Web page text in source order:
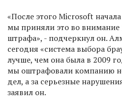
«После этого Microsoft
мы приняли это во
штрафа», - подчеркнул он.
сегодня «система выбора
лучше, чем она была в 2009
мы оштрафовали компанию
дел, а за серьезные
заявил он.